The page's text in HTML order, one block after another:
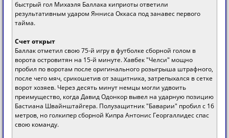
быстрый гол Михаэля Баллака киприоты ответили
результативным ударом Янниса Оккаса под занавес первого
тайма.
Счет открыт
Баллак отметил свою 75-й игру в футболке сборной голом в
ворота островитян на 15-й минуте. Хавбек "Челси" мощно
пробил по воротам после оригинального розыгрыша штрафного,
после чего мяч, срикошетив от защитника, затрепыхался в сетке
ворот хозяев. Через десять минут немцы могли удвоить
преимущество, когда Давид Одонкор вывел на ударную позицию
Бастиана Швайнштайгера. Полузащитник "Баварии" пробил с 16
метров, но голкипер сборной Кипра Антонис Георгаллидес спас
свою команду.